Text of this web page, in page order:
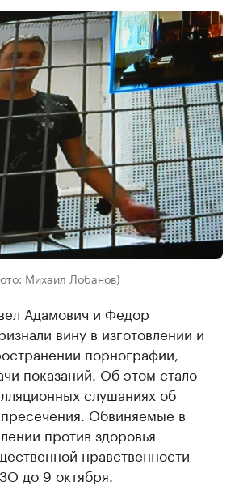
Михаил Лобанов)
Адамович и Федор
вину в изготовлении и
порнографии,
показаний. Об этом стало
слушаниях об
Обвиняемые в
против здоровья
нравственности
до 9 октября.